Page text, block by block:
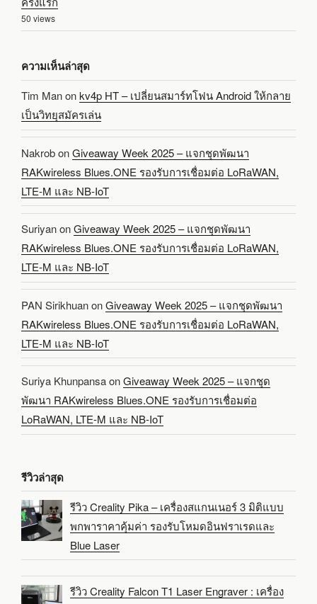
50 views
ความเห็นล่าสุด
Tim Manonkv4p HT – เปลี่ยนสมาร์ทโฟน Android ให้กลาย
เป็นวิทยุสมัครเล่น
NakrobonGiveaway Week 2025 – แจกชุดพัฒนา
RAKwireless Blues.ONE รองรับการเชื่อมต่อ LoRaWAN,
LTE-M และ NB-IoT
SuriyanonGiveaway Week 2025 – แจกชุดพัฒนา
RAKwireless Blues.ONE รองรับการเชื่อมต่อ LoRaWAN,
LTE-M และ NB-IoT
PAN SirikhuanonGiveaway Week 2025 – แจกชุดพัฒนา
RAKwireless Blues.ONE รองรับการเชื่อมต่อ LoRaWAN,
LTE-M และ NB-IoT
Suriya KhunpansaonGiveaway Week 2025 – แจกชุด
พัฒนา RAKwireless Blues.ONE รองรับการเชื่อมต่อ
LoRaWAN, LTE-M และ NB-IoT
รีวิวล่าสุด
รีวิว Creality Pika – เครื่องสแกนเนอร์ 3 มิติแบบ
พกพาราคาคุ้มค่า รองรับโหมดอินฟราเรดและ
Blue Laser
รีวิว Creality Falcon T1 Laser Engraver : เครื่อง